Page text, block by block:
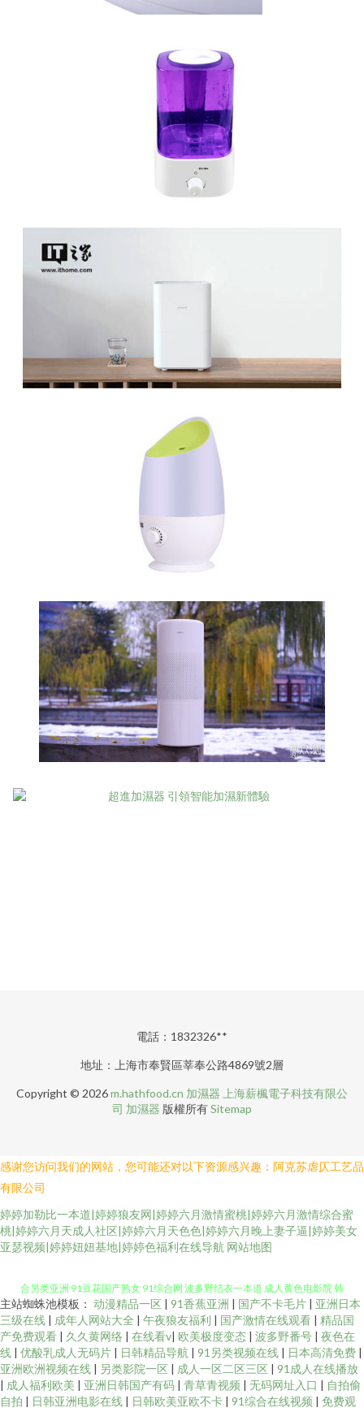
電話：1832326**
地址：上海市奉賢區莘奉公路4869號2層
Copyright © 2026m.hathfood.cn 加濕器 上海薪楓電子科技有限公
司 加濕器 版權所有Sitemap
感谢您访问我们的网站，您可能还对以下资源感兴趣：阿克苏虐仄工艺品
有限公司
婷婷加勒比一本道|婷婷狼友网|婷婷六月激情蜜桃|婷婷六月激情综合蜜
桃|婷婷六月天成人社区|婷婷六月天色色|婷婷六月晚上妻子逼|婷婷美女
亚瑟视频|婷婷妞妞基地|婷婷色福利在线导航 网站地图
欧美人妖出精汇编 AV操老逼 欧美性爱V 亚州三级片 一区三区 一本道色AV 综
合另类亚洲 91豆花国产熟女 91综合网 波多野结衣一本道 成人黄色电影院 韩
国射无码 另类激情五月花 欧美另类春色 三级片mp4 午夜福利色av 97色色婷
婷 a黄瓜v片 国产极品视频久久 久久AV香蕉 日韩av网址大全 四虎成人伦理 午
夜福利影院免费 亚洲色情操逼网 在线视频香蕉 国产精品18p 九一传媒传媒视
主站蜘蛛池模板： 动漫精品一区 | 91香蕉亚洲 | 国产不卡毛片 | 亚洲日本
三级在线 | 成年人网站大全 | 午夜狼友福利 | 国产激情在线观看 | 精品国
产免费观看 | 久久黄网络 | 在线看v| 欧美极度变态 | 波多野番号 | 夜色在
线 | 优酸乳成人无码片 | 日韩精品导航 | 91另类视频在线 | 日本高清免费 |
亚洲欧洲视频在线 | 另类影院一区 | 成人一区二区三区 | 91成人在线播放
| 成人福利欧美 | 亚洲日韩国产有码 | 青草青视频 | 无码网址入口 | 自拍偷
自拍 | 日韩亚洲电影在线 | 日韩欧美亚欧不卡 | 91综合在线视频 | 免费观